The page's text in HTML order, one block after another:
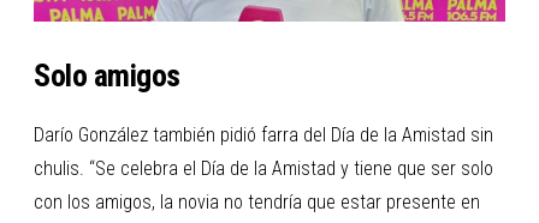
Solo amigos
Darío González también pidió farra del Día de la Amistad sin
chulis. “Se celebra el Día de la Amistad y tiene que ser solo
con los amigos, la novia no tendría que estar presente en